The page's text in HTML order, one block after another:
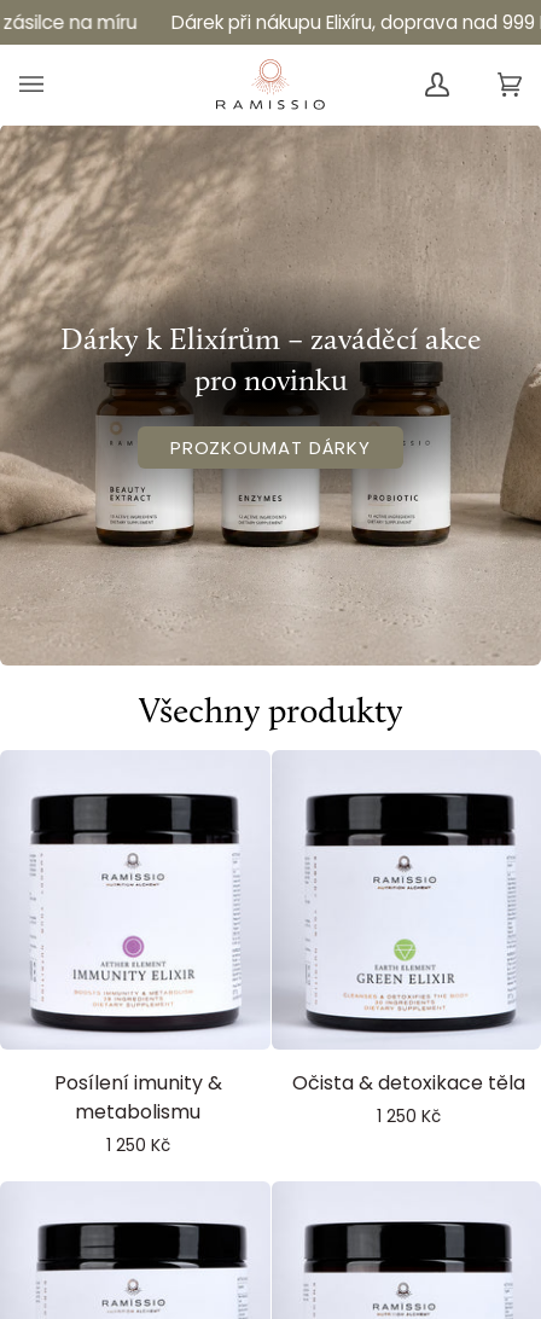
Read
the
Privacy
Policy
Skip
to
content
na míru Dárek při nákupu Elixíru, doprava nad 999 Kč
Dárky k Elixírům – zaváděcí akce
pro novinku
PROZKOUMAT DÁRKY
Všechny produkty
Immunity
Posílení imunity &
metabolismu
1 250 Kč
Green
Očista & detoxikace těla
1 250 Kč